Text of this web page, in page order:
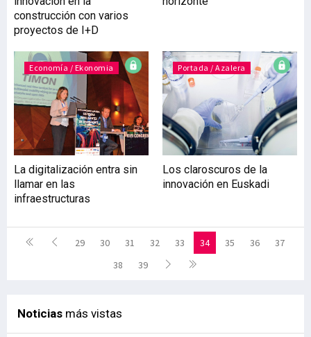
construcción con varios
proyectos de I+D
Economía / Ekonomia
La digitalización entra sin
llamar en las
infraestructuras
Portada / Azalera
Los claroscuros de la
innovación en Euskadi
29 30 31 32 33 34 35 36
37
38
39
Noticias más vistas